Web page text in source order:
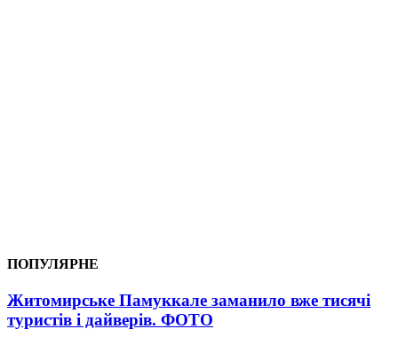
ПОПУЛЯРНЕ
Житомирське Памуккале заманило вже тисячі
туристів і дайверів. ФОТО